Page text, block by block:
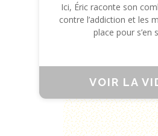
Ici, Éric raconte son
contre l’addiction et les
place pour s’en
VOIR LA